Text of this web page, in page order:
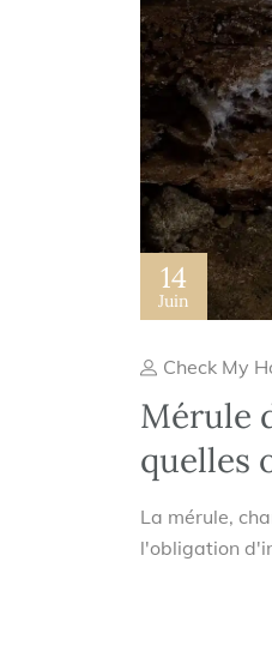
14
Juin
Check My
Mérule
quelles
La mérule,
l'obligation